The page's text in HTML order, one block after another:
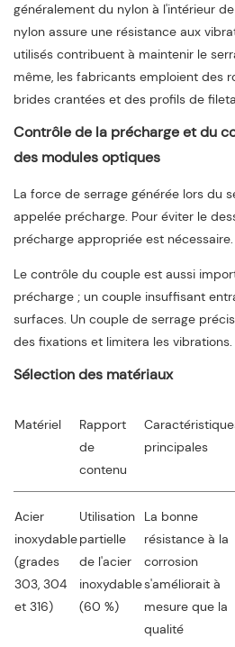
généralement du nylon à l'intérieur
nylon assure une résistance aux
utilisés contribuent à maintenir le
même, les fabricants emploient des
brides crantées et des profils de
Contrôle de la précharge et du
des modules optiques
La force de serrage générée lors du
appelée précharge. Pour éviter le
précharge appropriée est nécessaire.
Le contrôle du couple est aussi
précharge ; un couple insuffisant
surfaces. Un couple de serrage
des fixations et limitera les vibrations.
Sélection des matériaux
Matériel
Rapport
de
contenu
principales
Acier
inoxydable
(grades
303, 304
et 316)
Utilisation
partielle
de l'acier
inoxydable
(60 %)
La bonne
résistance à la
corrosion
s'améliorait à
mesure que la
qualité